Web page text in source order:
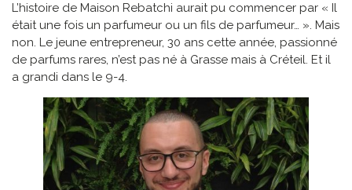
L’histoire de Maison Rebatchi aurait pu commencer par « Il
était une fois un parfumeur ou un fils de parfumeur… ». Mais
non. Le jeune entrepreneur, 30 ans cette année, passionné
de parfums rares, n’est pas né à Grasse mais à Créteil. Et il
a grandi dans le 9-4.